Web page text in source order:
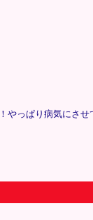
やっぱり病気にさ